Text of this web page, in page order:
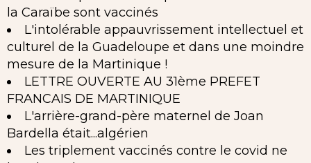
la Caraïbe sont vaccinés
L'intolérable appauvrissement intellectuel et
culturel de la Guadeloupe et dans une moindre
mesure de la Martinique !
LETTRE OUVERTE AU 31ème PREFET
FRANCAIS DE MARTINIQUE
L'arrière-grand-père maternel de Joan
Bardella était...algérien
Les triplement vaccinés contre le covid ne